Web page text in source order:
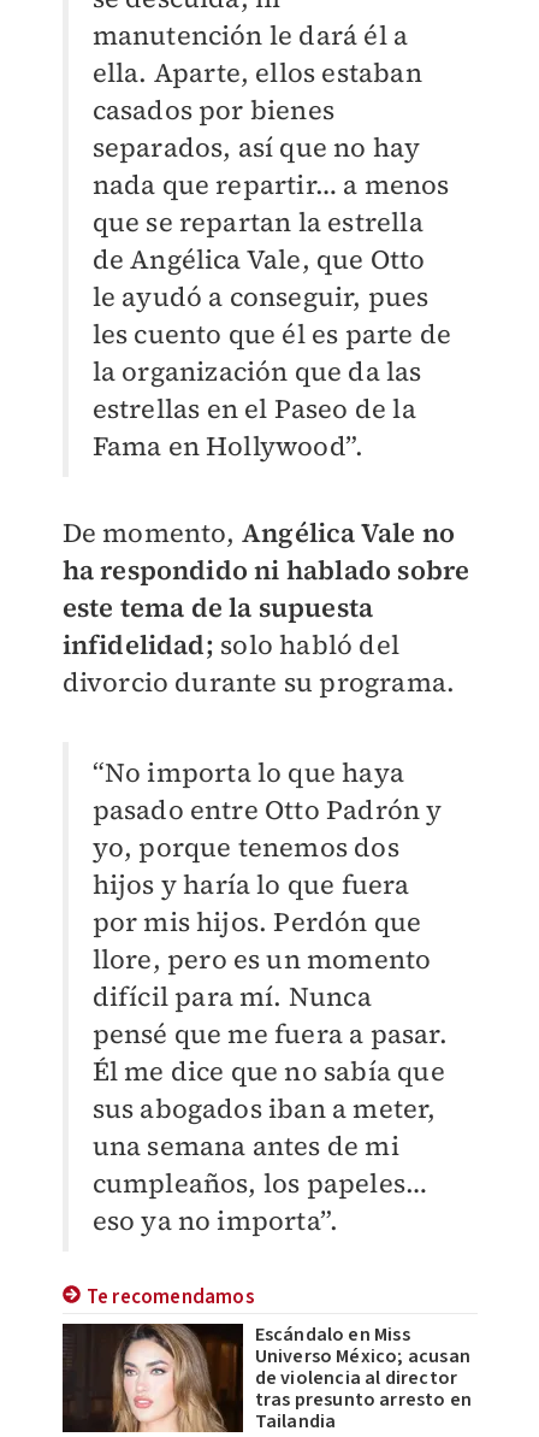
manutención le dará él a
ella. Aparte, ellos estaban
casados por bienes
separados, así que no hay
nada que repartir… a menos
que se repartan la estrella
de Angélica Vale, que Otto
le ayudó a conseguir, pues
les cuento que él es parte de
la organización que da las
estrellas en el Paseo de la
Fama en Hollywood”.
De momento, Angélica Vale no
ha respondido ni hablado sobre
este tema de la supuesta
infidelidad; solo habló del
divorcio durante su programa.
“No importa lo que haya
pasado entre Otto Padrón y
yo, porque tenemos dos
hijos y haría lo que fuera
por mis hijos. Perdón que
llore, pero es un momento
difícil para mí. Nunca
pensé que me fuera a pasar.
Él me dice que no sabía que
sus abogados iban a meter,
una semana antes de mi
cumpleaños, los papeles…
eso ya no importa”.
Te recomendamos
Escándalo en Miss
Universo México; acusan
de violencia al director
tras presunto arresto en
Tailandia